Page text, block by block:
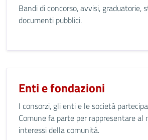
Bandi di concorso, avvisi, graduatorie,
documenti pubblici.
Enti e fondazioni
I consorzi, gli enti e le società
Comune fa parte per rappresentare al
interessi della comunità.